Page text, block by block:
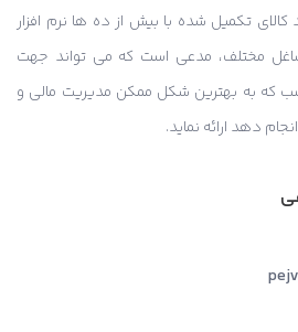
تکمیل شده با بیش از ده ها نرم افزار
مختلف، مدعی است که می تواند جهت
که به بهترین شکل ممکن مدیریت مالی و
دهد ارائه نماید.